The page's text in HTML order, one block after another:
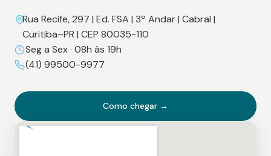
Rua Recife, 297 | Ed. FSA | 3º Andar | Cabral |
Curitiba–PR | CEP 80035-110
Seg a Sex · 08h às 19h
(41) 99500-9977
Como chegar →